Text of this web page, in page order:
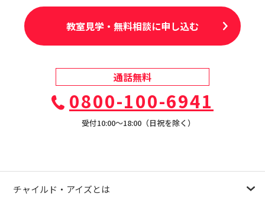
教室見学・無料相談に申し込む
通話無料
0800-100-6941
受付10:00〜18:00（日祝を除く）
チャイルド・アイズとは